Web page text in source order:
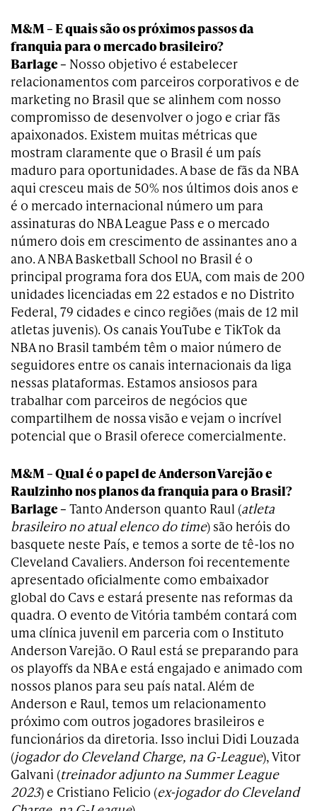
M&M – E quais são os próximos passos da
franquia para o mercado brasileiro?
Barlage – Nosso objetivo é estabelecer
relacionamentos com parceiros corporativos e de
marketing no Brasil que se alinhem com nosso
compromisso de desenvolver o jogo e criar fãs
apaixonados. Existem muitas métricas que
mostram claramente que o Brasil é um país
maduro para oportunidades. A base de fãs da NBA
aqui cresceu mais de 50% nos últimos dois anos e
é o mercado internacional número um para
assinaturas do NBA League Pass e o mercado
número dois em crescimento de assinantes ano a
ano. A NBA Basketball School no Brasil é o
principal programa fora dos EUA, com mais de 200
unidades licenciadas em 22 estados e no Distrito
Federal, 79 cidades e cinco regiões (mais de 12 mil
atletas juvenis). Os canais YouTube e TikTok da
NBA no Brasil também têm o maior número de
seguidores entre os canais internacionais da liga
nessas plataformas. Estamos ansiosos para
trabalhar com parceiros de negócios que
compartilhem de nossa visão e vejam o incrível
potencial que o Brasil oferece comercialmente.
M&M – Qual é o papel de Anderson Varejão e
Raulzinho nos planos da franquia para o Brasil?
Barlage – Tanto Anderson quanto Raul (atleta
brasileiro no atual elenco do time) são heróis do
basquete neste País, e temos a sorte de tê-los no
Cleveland Cavaliers. Anderson foi recentemente
apresentado oficialmente como embaixador
global do Cavs e estará presente nas reformas da
quadra. O evento de Vitória também contará com
uma clínica juvenil em parceria com o Instituto
Anderson Varejão. O Raul está se preparando para
os playoffs da NBA e está engajado e animado com
nossos planos para seu país natal. Além de
Anderson e Raul, temos um relacionamento
próximo com outros jogadores brasileiros e
funcionários da diretoria. Isso inclui Didi Louzada
(jogador do Cleveland Charge, na G-League), Vitor
Galvani (treinador adjunto na Summer League
2023) e Cristiano Felicio (ex-jogador do Cleveland